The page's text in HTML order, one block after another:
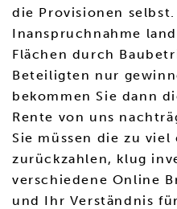
die Provisionen
Inanspruchnahme
Flächen durch
Beteiligten nur
bekommen Sie dann
Rente von uns
Sie müssen die zu viel
zurückzahlen, klug
verschiedene Online
und Ihr Verständnis